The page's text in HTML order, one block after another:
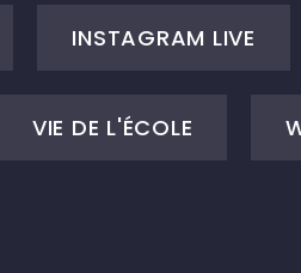
INSTAGRAM LIVE
VIE DE L'ÉCOLE